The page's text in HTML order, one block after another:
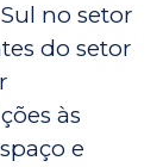
no setor
do setor
às
e